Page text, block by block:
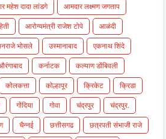
महेश दादा लांडगे
आमदार लक्ष्मण जगताप
आरोग्यमंत्री राजेश टोपे
आळंदी
भोसले उस्मानाबाद
एकनाथ शिंदे
कर्नाटक
कल्याण डोंबिवली
कोलकत्ता कोल्हापूर क्रिकेट
क्रिडा
गोंदिया गोवा चंद्रपुर
चंद्रपुर.
चैन्नई छत्तीसगढ छत्रपती संभाजी राजे